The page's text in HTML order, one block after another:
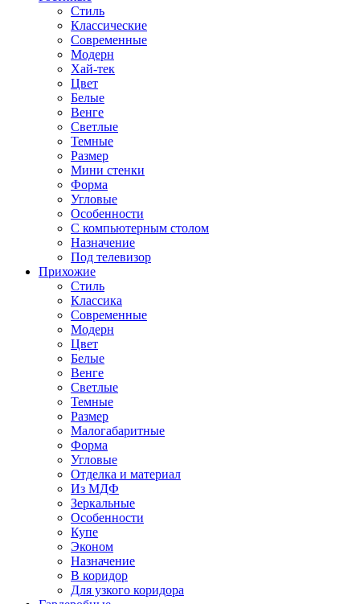
Стиль
Классические
Современные
Модерн
Хай-тек
Цвет
Белые
Венге
Светлые
Темные
Размер
Мини стенки
Форма
Угловые
Особенности
С компьютерным столом
Назначение
Под телевизор
Прихожие
Стиль
Классика
Современные
Модерн
Цвет
Белые
Венге
Светлые
Темные
Размер
Малогабаритные
Форма
Угловые
Отделка и материал
Из МДФ
Зеркальные
Особенности
Купе
Эконом
Назначение
В коридор
Для узкого коридора